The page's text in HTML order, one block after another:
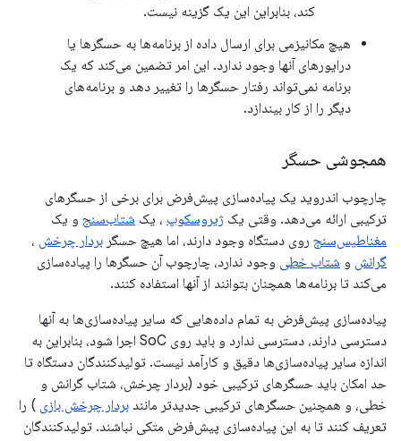
کند، بنابراین این یک گزینه نیست.
هیچ مکانیزمی برای ارسال داده از برنامه‌ها به حسگرها یا
درایورهای آنها وجود ندارد. این امر تضمین می‌کند که یک
برنامه نمی‌تواند رفتار حسگرها را تغییر دهد و برنامه‌های
دیگر را از کار بیندازد.
همجوشی حسگر
چارچوب اندروید یک پیاده‌سازی پیش‌فرض برای برخی از حسگرهای
ترکیبی ارائه می‌دهد. وقتی یک ژیروسکوپ ، یک شتاب‌سنج و یک
مغناطیس‌سنج روی دستگاه وجود دارند، اما هیچ حسگر بردار چرخش ،
گرانش و شتاب خطی وجود ندارد، چارچوب آن حسگرها را پیاده‌سازی
می‌کند تا برنامه‌ها همچنان بتوانند از آنها استفاده کنند.
پیاده‌سازی پیش‌فرض به تمام داده‌هایی که سایر پیاده‌سازی‌ها به آنها
دسترسی دارند، دسترسی ندارد و باید روی SoC اجرا شود، بنابراین به
اندازه سایر پیاده‌سازی‌ها دقیق و کارآمد نیست. تولیدکنندگان دستگاه تا
حد امکان باید حسگرهای ترکیبی خود (بردار چرخش، شتاب گرانش و
خطی، و همچنین حسگرهای ترکیبی جدیدتر مانند بردار چرخش بازی ) را
تعریف کنند تا به این پیاده‌سازی پیش‌فرض متکی نباشند. تولیدکنندگان